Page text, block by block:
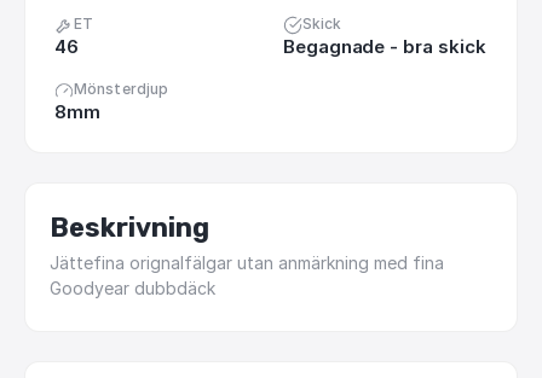
ET
46
Skick
Begagnade - bra skick
Mönsterdjup
8mm
Beskrivning
Jättefina orignalfälgar utan anmärkning med fina
Goodyear dubbdäck